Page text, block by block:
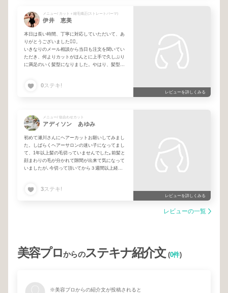
メニュー/ カット＋縮毛矯正(ストレートパーマ)
伊井 恵美
本日は長い時間、丁寧に対応していただいて、あ
りがとうございました🙇‍♀️。
いきなりのメール相談から当日も注文を聞いてい
ただき、何よりカットがほんとに上手で久しぶり
に満足のいく髪型になりました。やはり、髪型っ
ずっと美容院迷子になっていたので、とても嬉し
0ステキ!
レビューを詳しくみる
メニュー/ 似合わせカット
アディソン あゆみ
初めて瀬川さんにヘアーカットお願いしてみまし
た。しばらくヘアーサロンの迷い子になってまし
て、1年以上髪の毛切っていませんでした｡前髪と
顔まわりの毛が分かれて隙間が出来て気になって
いましたが､今切って頂いてから３週間以上経ち
ます。ありがとうございました｡
3ステキ!
レビューを詳しくみる
レビューの一覧
美容プロからのステキナ紹介文(0件)
※美容プロからの紹介文が投稿されると